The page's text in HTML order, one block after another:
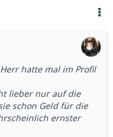
hatte mal im Profil
lieber nur auf die
schon Geld für die
ernster